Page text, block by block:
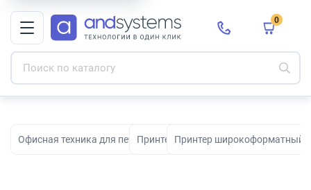
0
Офисная техника для печати, сканирования и
ПринтерыПринтер широкоформатный